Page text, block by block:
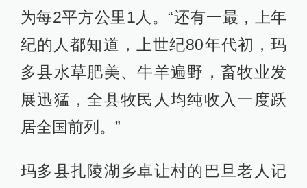
为每2平方公里1人。“还有一最，上年
纪的人都知道，上世纪80年代初，玛
多县水草肥美、牛羊遍野，畜牧业发
展迅猛，全县牧民人均纯收入一度跃
居全国前列。”
玛多县扎陵湖乡卓让村的巴旦老人记